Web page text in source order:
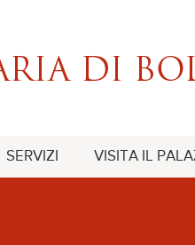
SERVIZI VISITA IL